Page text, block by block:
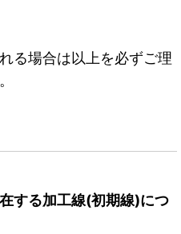
る場合は以上を必ずご理
する加工線(初期線)につ